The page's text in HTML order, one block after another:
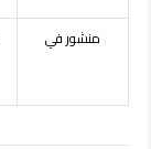
منشور في